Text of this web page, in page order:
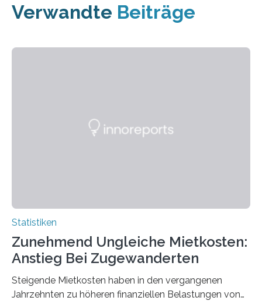
Verwandte Beiträge
Statistiken
Zunehmend Ungleiche Mietkosten:
Anstieg Bei Zugewanderten
Steigende Mietkosten haben in den vergangenen
Jahrzehnten zu höheren finanziellen Belastungen von